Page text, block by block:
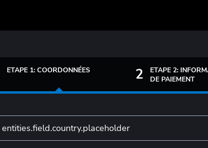
ETAPE 1: COORDONNÉES 2
ETAPE 2:
DE PAIEMENT